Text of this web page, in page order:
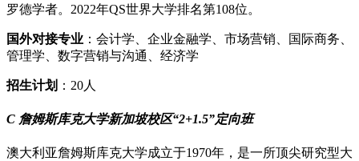
罗德学者。2022年QS世界大学排名第108位。
国外对接专业 ：会计学、企业金融学、市场营销、国际商务、
管理学、数字营销与沟通、经济学
招生计划 ：20人
C 詹姆斯库克大学新加坡校区“2+1.5”定向班
澳大利亚詹姆斯库克大学成立于1970年，是一所顶尖研究型大